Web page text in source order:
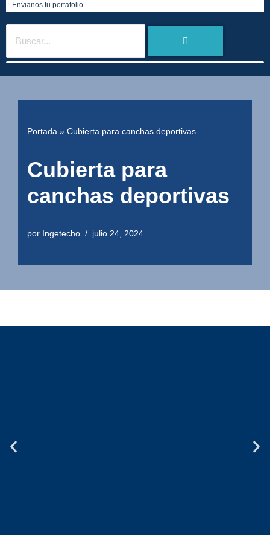
Envianos tu portafolio
Portada » Cubierta para canchas deportivas
Cubierta para
canchas deportivas
por Ingetecho julio 24, 2024